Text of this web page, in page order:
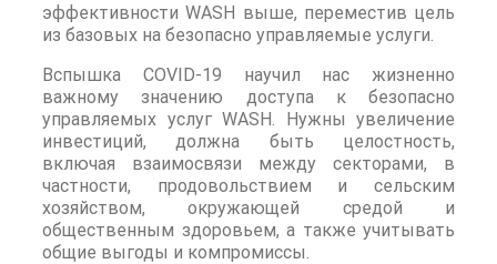
эффективности WASH выше, переместив цель
из базовых на безопасно управляемые услуги.
Вспышка COVID-19 научил нас жизненно
важному значению доступа к безопасно
управляемых услуг WASH. Нужны увеличение
инвестиций, должна быть целостность,
включая взаимосвязи между секторами, в
частности, продовольствием и сельским
хозяйством, окружающей средой и
общественным здоровьем, а также учитывать
общие выгоды и компромиссы.